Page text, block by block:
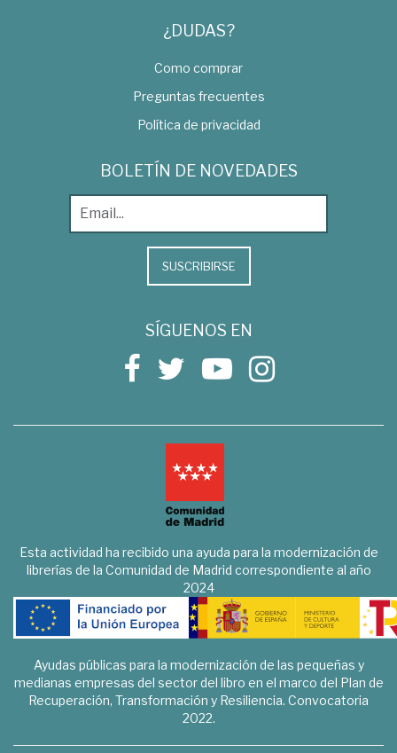
¿DUDAS?
Como comprar
Preguntas frecuentes
Política de privacidad
BOLETÍN DE NOVEDADES
SUSCRIBIRSE
SÍGUENOS EN
Esta actividad ha recibido una ayuda para la modernización de
librerías de la Comunidad de Madrid correspondiente al año
2024
Ayudas públicas para la modernización de las pequeñas y
medianas empresas del sector del libro en el marco del Plan de
Recuperación, Transformación y Resiliencia. Convocatoria
2022.